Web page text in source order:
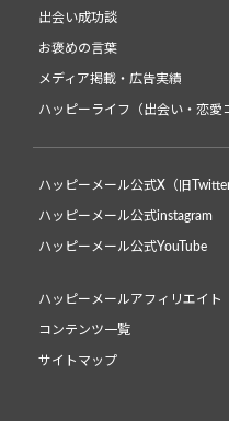
出会い成功談
お褒めの言葉
メディア掲載・広告実績
ハッピーライフ（出会い・恋愛
ハッピーメール公式X（旧Twitter
ハッピーメール公式instagram
ハッピーメール公式YouTube
ハッピーメールアフィリエイト
コンテンツ一覧
サイトマップ